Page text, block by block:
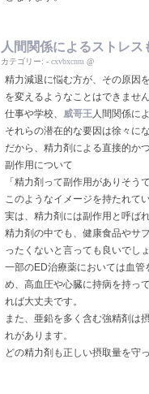
人間関係によるストレス
カテゴリー: - cxvbxcnm @
精力減退に悩む方が、その原因
を変えるようなことはできません
仕事や学校、 威哥王 人間関係に
それらの潜在的な要因は徐々に
だから、精力剤による直接的か
副作用について
「精力剤って副作用がありそう
このようなイメージを持たれて
実は、精力剤には副作用と呼ば
精力剤の中でも、健康食品やサ
ったくないと言っても良いでしょ
一部のED治療薬においては血管
め、高血圧や心臓に持病を持っ
れば大丈夫です。
また、亜鉛を多く含む強精剤は
れがあります。
どの精力剤も正しい摂取量を守